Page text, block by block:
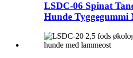
LSDC-06 Spinat
Hunde Tyggegummi